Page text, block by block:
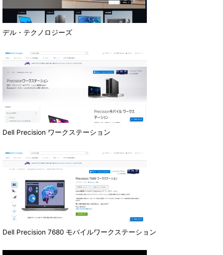
デル・テクノロジーズ
Dell Precision ワークステーション
Dell Precision 7680 モバイルワークステーション